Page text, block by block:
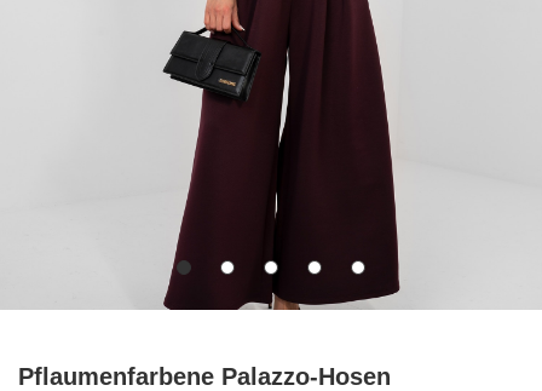
Pflaumenfarbene Palazzo-Hosen